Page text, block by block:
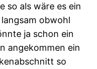
so als wäre es ein
obwohl
ja schon ein
angekommen ein
so